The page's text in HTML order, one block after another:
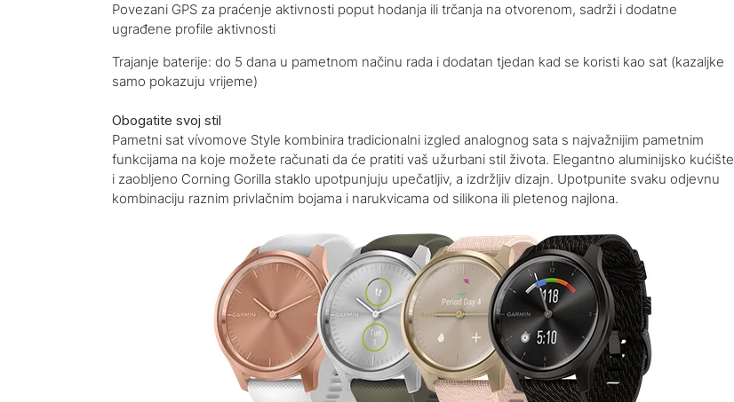
Povezani GPS za praćenje aktivnosti poput hodanja ili trčanja na otvorenom, sadrži i dodatne
ugrađene profile aktivnosti
Trajanje baterije: do 5 dana u pametnom načinu rada i dodatan tjedan kad se koristi kao sat (kazaljke
samo pokazuju vrijeme)
Obogatite svoj stil
Pametni sat vívomove Style kombinira tradicionalni izgled analognog sata s najvažnijim pametnim
funkcijama na koje možete računati da će pratiti vaš užurbani stil života. Elegantno aluminijsko kućište
i zaobljeno Corning Gorilla staklo upotpunjuju upečatljiv, a izdržljiv dizajn. Upotpunite svaku odjevnu
kombinaciju raznim privlačnim bojama i narukvicama od silikona ili pletenog najlona.